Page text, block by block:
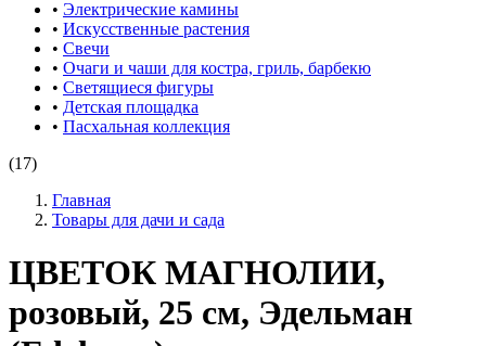
• Электрические камины
• Искусственные растения
• Свечи
• Очаги и чаши для костра, гриль, барбекю
• Светящиеся фигуры
• Детская площадка
• Пасхальная коллекция
(17)
Главная
Товары для дачи и сада
ЦВЕТОК МАГНОЛИИ,
розовый, 25 см, Эдельман